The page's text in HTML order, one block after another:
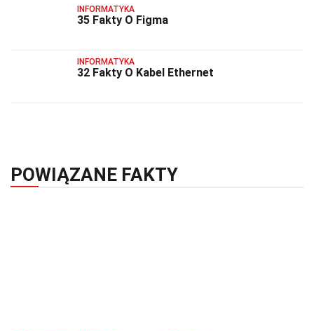
INFORMATYKA
35 Fakty O Figma
INFORMATYKA
32 Fakty O Kabel Ethernet
POWIĄZANE FAKTY